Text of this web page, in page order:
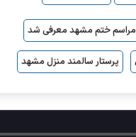
ختم مشهد معرفی شد
پرستار سالمند منزل مشهد